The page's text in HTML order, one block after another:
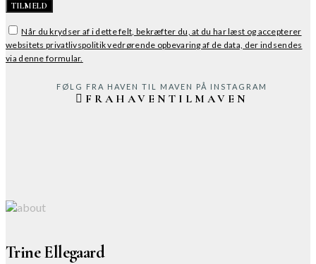
TILMELD
Når du krydser af i dette felt, bekræfter du, at du har læst og accepterer
websitets privatlivspolitik vedrørende opbevaring af de data, der indsendes
via denne formular.
FRAHAVENTILMAVEN
FØLG FRA HAVEN TIL MAVEN PÅ INSTAGRAM
Trine Ellegaard